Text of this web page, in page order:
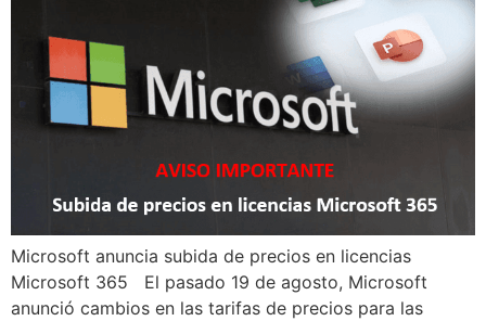
Microsoft anuncia subida de precios en licencias
Microsoft 365 El pasado 19 de agosto, Microsoft
anunció cambios en las tarifas de precios para las